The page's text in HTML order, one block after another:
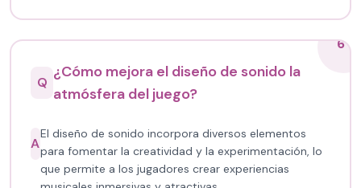
6
Q
¿Cómo mejora el diseño de sonido la
atmósfera del juego?
A
El diseño de sonido incorpora diversos elementos
para fomentar la creatividad y la experimentación, lo
que permite a los jugadores crear experiencias